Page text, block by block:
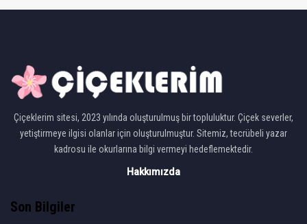
Çiçeklerim sitesi, 2023 yılında oluşturulmuş bir topluluktur. Çiçek severler,
yetiştirmeye ilgisi olanlar için oluşturulmuştur. Sitemiz, tecrübeli yazar
kadrosu ile okurlarına bilgi vermeyi hedeflemektedir.
Hakkımızda
Son Bilgiler